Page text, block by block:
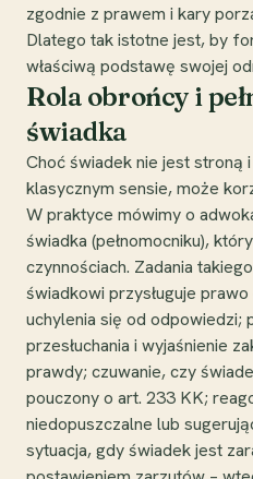
zgodnie z prawem i kary
Dlatego tak istotne jest, by
właściwą podstawę swojej
Rola obrońcy i
świadka
Choć świadek nie jest stroną
klasycznym sensie, może
W praktyce mówimy o
świadka (pełnomocniku),
czynnościach. Zadania
świadkowi przysługuje
uchylenia się od odpowiedzi;
przesłuchania i wyjaśnienie
prawdy; czuwanie, czy
pouczony o art. 233 KK;
niedopuszczalne lub
sytuacja, gdy świadek jest